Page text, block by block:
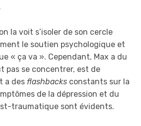
la voit s’isoler de son cercle
le soutien psychologique et
« ça va ». Cependant, Max a du
pas se concentrer, est de
a des flashbacks constants sur la
de la dépression et du
traumatique sont évidents.